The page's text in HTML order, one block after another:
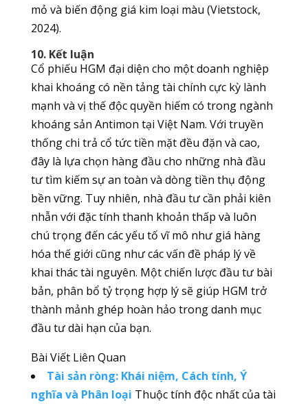
mỏ và biến động giá kim loại màu (Vietstock,
2024).
10. Kết luận
Cổ phiếu HGM đại diện cho một doanh nghiệp
khai khoáng có nền tảng tài chính cực kỳ lành
mạnh và vị thế độc quyền hiếm có trong ngành
khoáng sản Antimon tại Việt Nam. Với truyền
thống chi trả cổ tức tiền mặt đều đặn và cao,
đây là lựa chọn hàng đầu cho những nhà đầu
tư tìm kiếm sự an toàn và dòng tiền thụ động
bền vững. Tuy nhiên, nhà đầu tư cần phải kiên
nhẫn với đặc tính thanh khoản thấp và luôn
chú trọng đến các yếu tố vĩ mô như giá hàng
hóa thế giới cũng như các vấn đề pháp lý về
khai thác tài nguyên. Một chiến lược đầu tư bài
bản, phân bổ tỷ trọng hợp lý sẽ giúp HGM trở
thành mảnh ghép hoàn hảo trong danh mục
đầu tư dài hạn của bạn.
Bài Viết Liên Quan
Tài sản ròng: Khái niệm, Cách tính, Ý
nghĩa và Phân loại Thuộc tính độc nhất của tài